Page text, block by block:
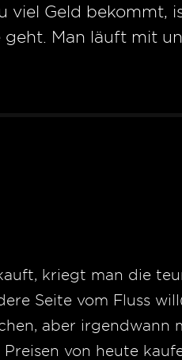
viel Geld bekommt,
geht. Man läuft mit
kriegt man die
Seite vom Fluss
aber irgendwann
von heute